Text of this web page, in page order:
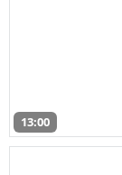
13:00